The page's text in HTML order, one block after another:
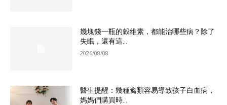
幾塊錢一瓶的穀維素，都能治哪些病？除了
失眠，還有這...
2026/08/08
醫生提醒：幾種禽類容易導致孩子白血病，
媽媽們購買時...